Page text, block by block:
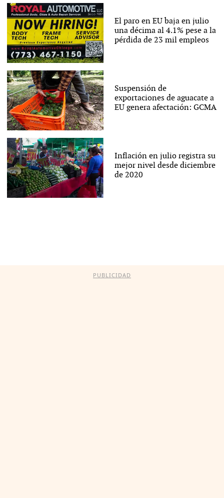
El paro en EU baja en julio
una décima al 4.1% pese a la
pérdida de 23 mil empleos
Suspensión de
exportaciones de aguacate a
EU genera afectación: GCMA
Inflación en julio registra su
mejor nivel desde diciembre
de 2020
PUBLICIDAD